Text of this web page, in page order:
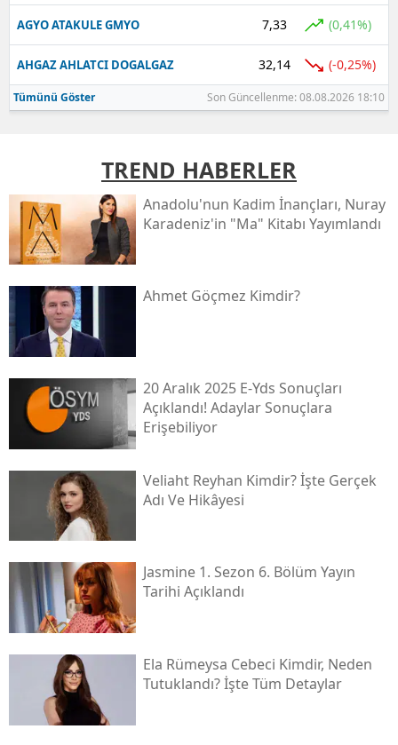
AGYO ATAKULE GMYO 7,33 (0,41%)
AHGAZ AHLATCI DOGALGAZ 32,14 (-0,25%)
Tümünü Göster Son Güncellenme: 08.08.2026 18:10
TREND HABERLER
Anadolu'nun Kadim İnançları, Nuray
Karadeniz'in "ma" Kitabı Yayımlandı
Ahmet Göçmez Kimdir?
20 Aralık 2025 E-Yds Sonuçları
Açıklandı! Adaylar Sonuçlara
Erişebiliyor
Veliaht Reyhan Kimdir? İşte Gerçek
Adı Ve Hikâyesi
Jasmine 1. Sezon 6. Bölüm Yayın
Tarihi Açıklandı
Ela Rümeysa Cebeci Kimdir, Neden
Tutuklandı? İşte Tüm Detaylar